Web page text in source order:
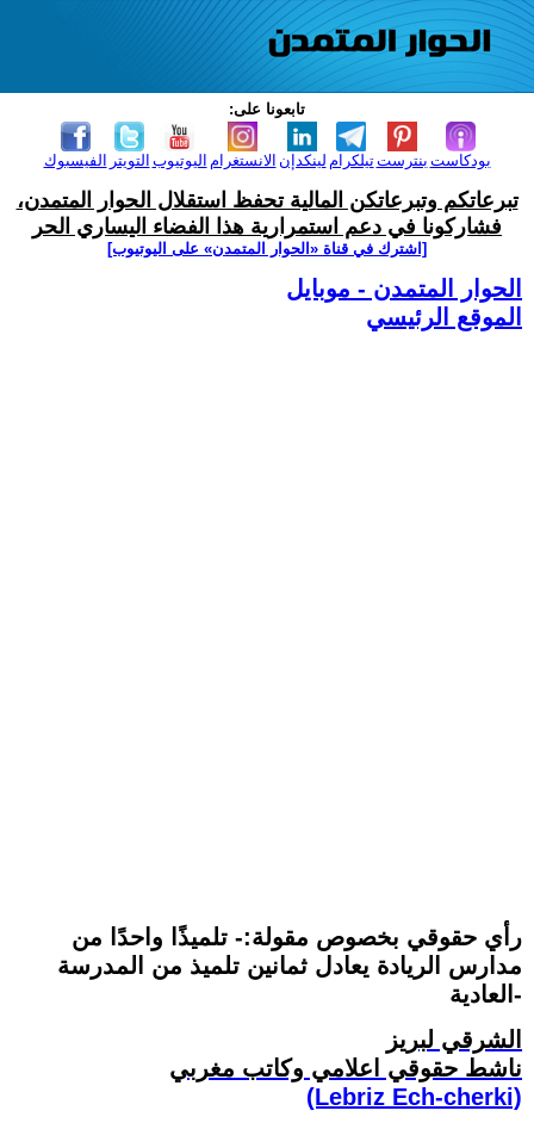
تابعونا على:
الفيسبوك التويتر اليوتيوب الانستغرام لينكدإن تيلكرامبنترست بودكاست
تبرعاتكم وتبرعاتكن المالية تحفظ استقلال الحوار المتمدن،
فشاركونا في دعم استمرارية هذا الفضاء اليساري الحر
[اشترك في قناة ‫«الحوار المتمدن» على اليوتيوب]
الحوار المتمدن - موبايل
الموقع الرئيسي
رأي حقوقي بخصوص مقولة:- تلميذًا واحدًا من
مدارس الريادة يعادل ثمانين تلميذ من المدرسة
العادية-
الشرقي لبريز
ناشط حقوقي اعلامي وكاتب مغربي
(Lebriz Ech-cherki)